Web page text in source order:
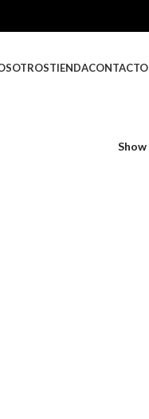
TIENDACONTACTO
Show